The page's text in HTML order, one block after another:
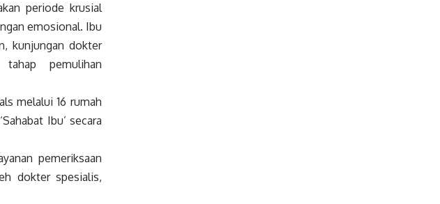
periode krusial
emosional. Ibu
kunjungan dokter
pemulihan
melalui 16 rumah
Ibu’ secara
pemeriksaan
dokter spesialis,